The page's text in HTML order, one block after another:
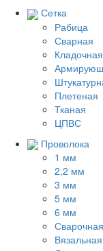
Сетка
Рабица
Сварная
Кладочная
Плетеная
Тканая
ЦПВС
Проволока
1 мм
2,2 мм
3 мм
5 мм
6 мм
Сварочная
Вязальная